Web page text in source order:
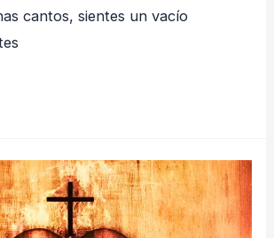
cantos, sientes un vacío